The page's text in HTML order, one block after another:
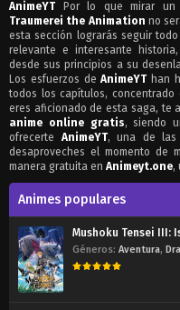
AnimeYTPor lo que mirar un
Traumerei the Animation no
esta sección lograrás seguir
relevante e interesante
desde sus principios a su
Los esfuerzos deAnimeYThan
todos los capítulos, concentrado
eres aficionado de esta saga, te
anime online gratis, siendo
ofrecerte AnimeYT, una de las
desaproveches el momento de
manera gratuita en Animeyt.one,
Animes populares
Mushoku Tensei III:
Géneros: Aventura,